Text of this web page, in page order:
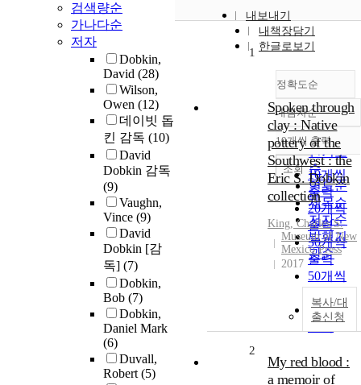
검색량순
가나다순
저자
Dobkin,
David (28)
Wilson,
Owen (12)
데이빗 돕
킨 감독 (10)
David
Dobkin 감독
(9)
Vaughn,
Vince (9)
David
Dobkin [감
독] (7)
Dobkin,
Bob (7)
Dobkin,
Daniel Mark
(6)
Duvall,
Robert(5)
내보내기
내책장담기
한글로보기
정확도순
정확도
순
인기도
순
연도순
제목순
저자순
발행기
관순
내림차순
내림차순
10개씩 출력
10개씩
출력
20개씩
출력
30개씩
출력
50개씩
100개씩
조회
1
Spoken through
clay : Native
pottery of the
Southwest : the
Eric S. Dobkin
collection
King, Charles S.
Museum of New
Mexico Press
2017
복사/대
출신청
2
My red blood :
a memoir of